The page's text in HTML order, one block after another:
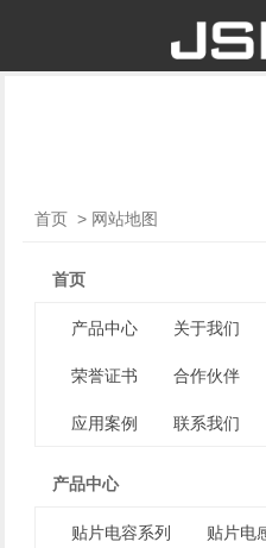
首页 > 网站地图
首页
产品中心 关于我们
荣誉证书
合作伙伴
应用案例
联系我们
产品中心
贴片电容系列 贴片电